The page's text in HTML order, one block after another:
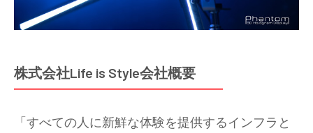
株式会社Life is Style会社概要
「すべての人に新鮮な体験を提供するインフラと